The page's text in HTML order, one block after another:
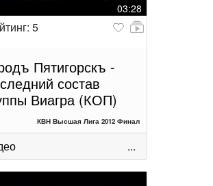
03:28
Пятигорскъ -
состав
Виагра (КОП)
КВН Высшая Лига 2012 Финал
...